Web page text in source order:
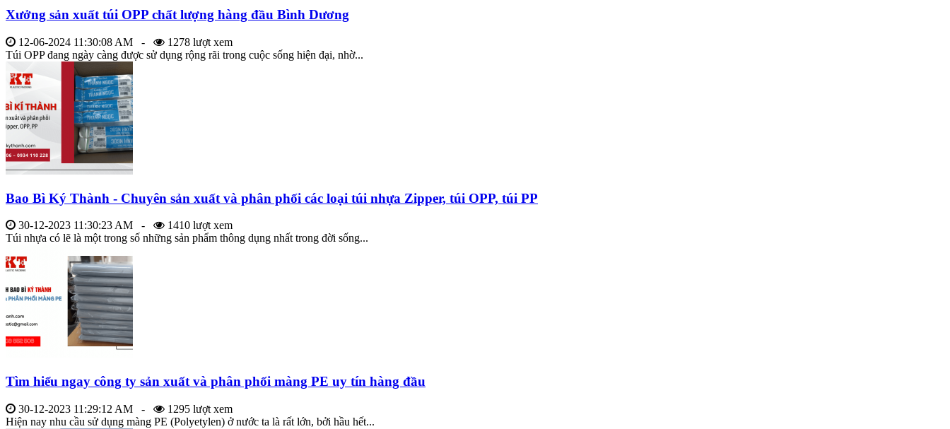
Xưởng sản xuất túi OPP chất lượng hàng đầu Bình Dương
12-06-2024 11:30:08 AM -
1278 lượt xem
Túi OPP đang ngày càng được sử dụng rộng rãi trong cuộc sống hiện đại, nhờ...
Bao Bì Ký Thành - Chuyên sản xuất và phân phối các loại túi nhựa Zipper, túi OPP, túi PP
30-12-2023 11:30:23 AM -
1410 lượt xem
Túi nhựa có lẽ là một trong số những sản phẩm thông dụng nhất trong đời sống...
Tìm hiểu ngay công ty sản xuất và phân phối màng PE uy tín hàng đầu
30-12-2023 11:29:12 AM -
1295 lượt xem
Hiện nay nhu cầu sử dụng màng PE (Polyetylen) ở nước ta là rất lớn, bởi hầu hết...